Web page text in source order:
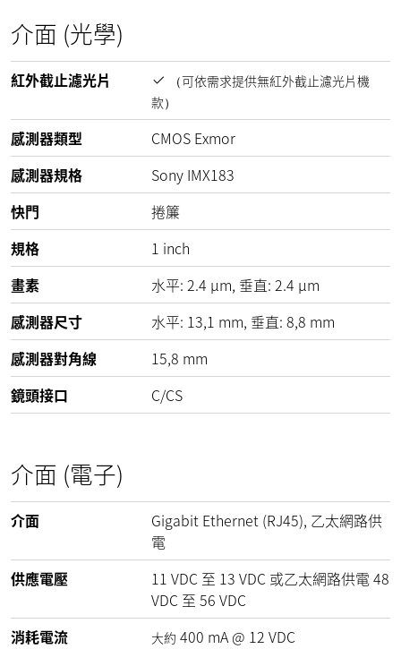
介面 (光學)
紅外截止濾光片
（可依需求提供無紅外截止濾光片機
款）
感測器類型
CMOS Exmor
感測器規格
Sony IMX183
快門
捲簾
規格
1 inch
畫素
水平: 2.4 µm, 垂直: 2.4 µm
感測器尺寸
水平: 13,1 mm, 垂直: 8,8 mm
感測器對角線
15,8 mm
鏡頭接口
C/CS
介面 (電子)
介面
Gigabit Ethernet (RJ45), 乙太網路供
電
供應電壓
11 VDC 至 13 VDC 或乙太網路供電48
VDC 至 56 VDC
消耗電流
大約 400 mA@ 12 VDC